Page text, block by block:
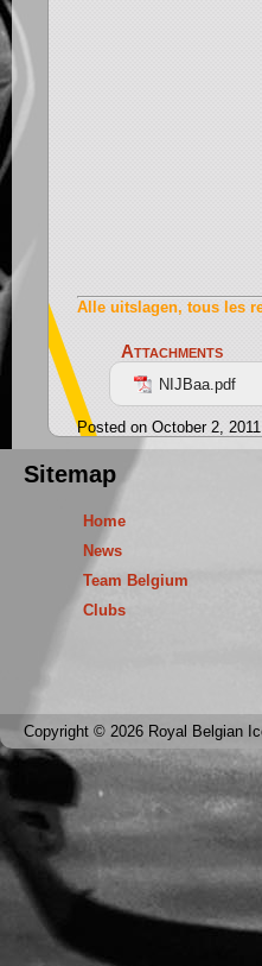
Alle uitslagen, tous les
Attachments
NIJBaa.pdf
Posted on October 2,
Sitemap
Home
News
Team Belgium
Clubs
Copyright © 2026 Royal Belgian